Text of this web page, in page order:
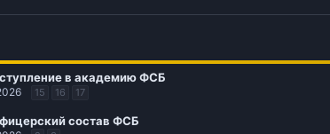
в академию ФСБ
15 16 17
состав ФСБ